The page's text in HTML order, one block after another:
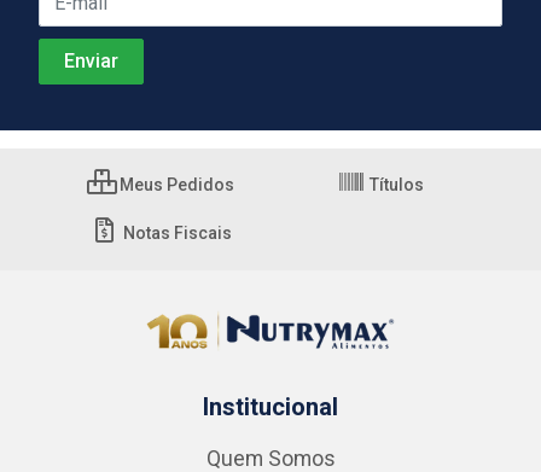
Meus Pedidos Títulos
Notas Fiscais
Institucional
Quem Somos